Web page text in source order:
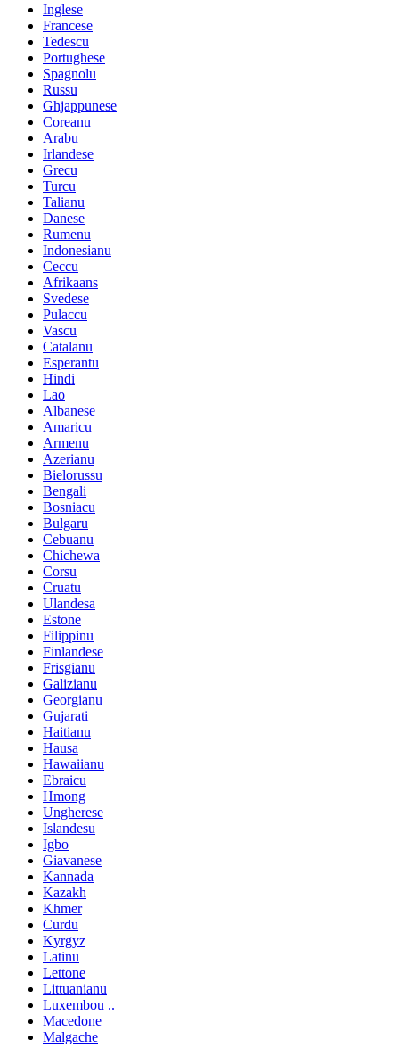
Inglese
Francese
Tedescu
Portughese
Spagnolu
Russu
Ghjappunese
Coreanu
Arabu
Irlandese
Grecu
Turcu
Talianu
Danese
Rumenu
Indonesianu
Ceccu
Afrikaans
Svedese
Pulaccu
Vascu
Catalanu
Esperantu
Hindi
Lao
Albanese
Amaricu
Armenu
Azerianu
Bielorussu
Bengali
Bosniacu
Bulgaru
Cebuanu
Chichewa
Corsu
Cruatu
Ulandesa
Estone
Filippinu
Finlandese
Frisgianu
Galizianu
Georgianu
Gujarati
Haitianu
Hausa
Hawaiianu
Ebraicu
Hmong
Ungherese
Islandesu
Igbo
Giavanese
Kannada
Kazakh
Khmer
Curdu
Kyrgyz
Latinu
Lettone
Littuanianu
Luxembou ..
Macedone
Malgache